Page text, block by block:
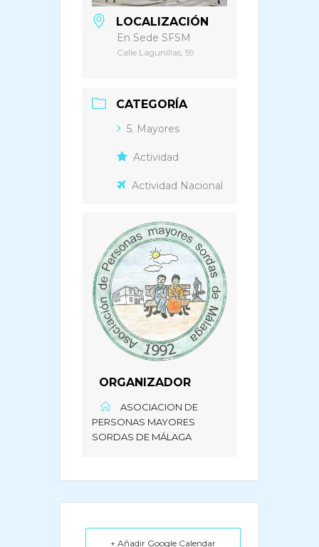
LOCALIZACIÓN
En Sede SFSM
Calle Lagunillas, 59
CATEGORÍA
5. Mayores
Actividad
Actividad Nacional
ORGANIZADOR
ASOCIACION DE
PERSONAS MAYORES
SORDAS DE MÁLAGA
+ Añadir Google Calendar